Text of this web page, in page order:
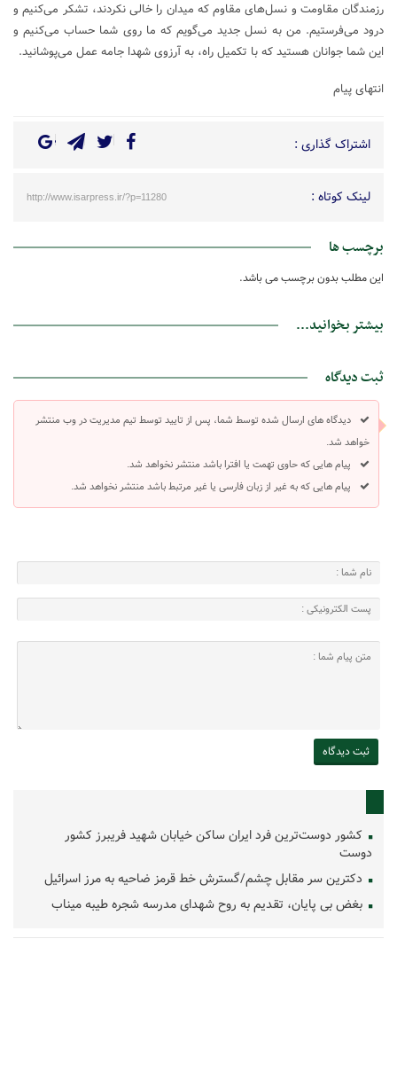
رزمندگان مقاومت و نسل‌های مقاوم که میدان را خالی نکردند، تشکر می‌کنیم و
درود می‌فرستیم. من به نسل جدید می‌گویم که ما روی شما حساب می‌کنیم و
این شما جوانان هستید که با تکمیل راه، به آرزوی شهدا جامه عمل می‌پوشانید.
انتهای پیام
اشتراک گذاری :
لینک کوتاه : http://www.isarpress.ir/?p=11280
برچسب ها
این مطلب بدون برچسب می باشد.
بیشتر بخوانید...
ثبت دیدگاه
دیدگاه های ارسال شده توسط شما، پس از تایید توسط تیم مدیریت در وب منتشر
خواهد شد.
پیام هایی که حاوی تهمت یا افترا باشد منتشر نخواهد شد.
پیام هایی که به غیر از زبان فارسی یا غیر مرتبط باشد منتشر نخواهد شد.
کشور دوست‌ترین فرد ایران ساکن خیابان شهید فریبرز کشور
دوست
دکترین سر مقابل چشم/گسترش خط قرمز ضاحیه به مرز اسرائیل
بغض بی پایان، تقدیم به روح شهدای مدرسه شجره طیبه میناب